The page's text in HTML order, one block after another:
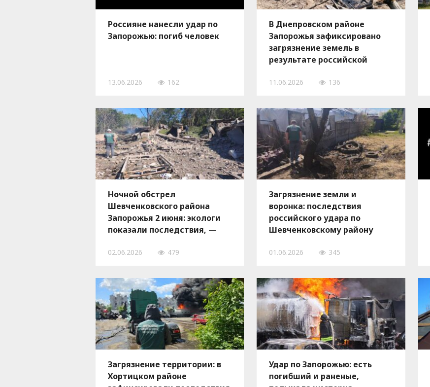
Россияне нанесли удар по
Запорожью: погиб человек
13.06.2026 162
В Днепровском районе
Запорожья зафиксировано
загрязнение земель в
результате российской
11.06.2026 136
Ночной обстрел
Шевченковского района
Запорожья 2 июня: экологи
показали последствия, —
02.06.2026 479
Загрязнение земли и
воронка: последствия
российского удара по
Шевченковскому району
01.06.2026 345
Загрязнение территории: в
Хортицком районе
Удар по Запорожью: есть
погибший и раненые,